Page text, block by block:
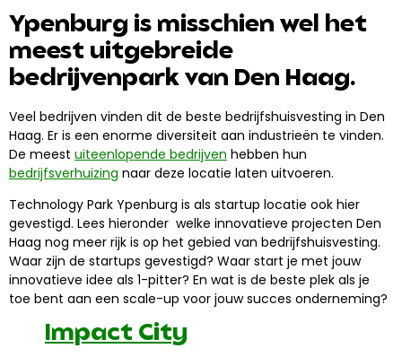
Ypenburg is misschien wel het
meest uitgebreide
bedrijvenpark van Den Haag.
Veel bedrijven vinden dit de beste bedrijfshuisvesting in Den
Haag. Er is een enorme diversiteit aan industrieën te vinden.
De meest uiteenlopende bedrijven hebben hun
bedrijfsverhuizing naar deze locatie laten uitvoeren.
Technology Park Ypenburg is als startup locatie ook hier
gevestigd. Lees hieronder welke innovatieve projecten Den
Haag nog meer rijk is op het gebied van bedrijfshuisvesting.
Waar zijn de startups gevestigd? Waar start je met jouw
innovatieve idee als 1-pitter? En wat is de beste plek als je
toe bent aan een scale-up voor jouw succes onderneming?
Impact City